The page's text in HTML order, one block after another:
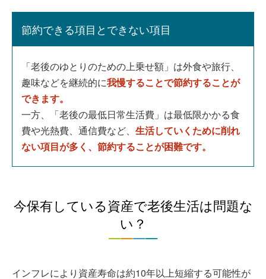
節約できる項目とできない項目
「老後のゆとりのための上乗せ額」は外食や旅行、
趣味などを継続的に我慢することで節約することが
できます。
一方、「老後の最低日常生活費」は最低限かかる食
費や光熱費、通信費など、 生活していくために削れ
ない項目が多く、節約することが困難です。
今保有している資産で老後生活は問題な
い？
インフレにより資産寿命は約10年以上短縮する可能性が